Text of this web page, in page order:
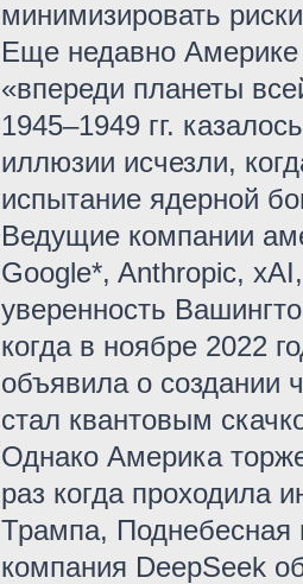
минимизировать
Еще недавно Америке
«впереди планеты
1945–1949 гг.
иллюзии исчезли,
испытание ядерной
Ведущие компании
Google*, Anthropic,
уверенность
когда в ноябре 2022
объявила о создании
стал квантовым
Однако Америка
раз когда проходила
Трампа, Поднебесная
компания DeepSeek